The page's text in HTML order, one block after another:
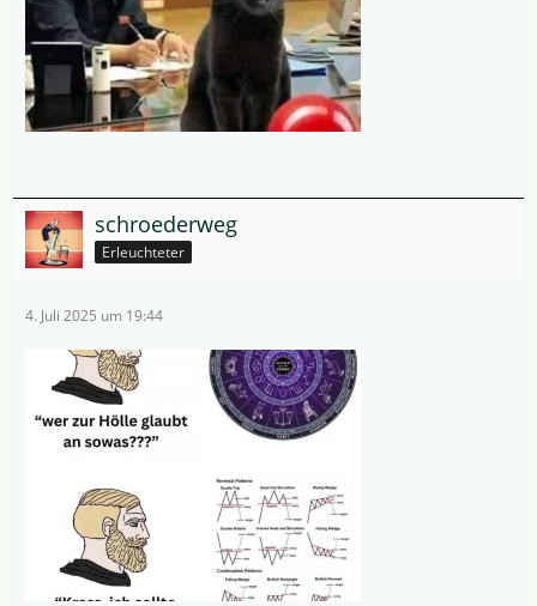
schroederweg
Erleuchteter
4. Juli 2025 um 19:44